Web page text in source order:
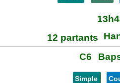
12 partants
C6
Simple